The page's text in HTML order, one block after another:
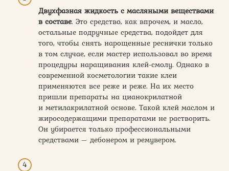
Двухфазная жидкость с масляными веществами
в составе. Это средство, как впрочем, и масло,
остальные подручные средства, подойдет для
того, чтобы снять нарощенные реснички только
в том случае, если мастер использовал во время
процедуры наращивания клей-смолу. Однако в
современной косметологии такие клеи
применяются все реже и реже. На их место
пришли препараты на цианокрилатной
и метилакрилатной основе. Такой клей маслом и
жиросодержащими препаратами не растворить.
Он убирается только профессиональными
средствами – дебонером и ремувером.